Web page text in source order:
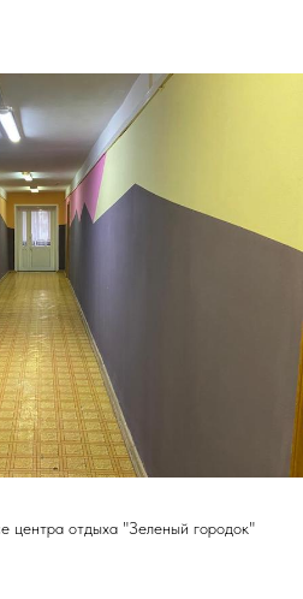
центра отдыха "Зеленый городок"